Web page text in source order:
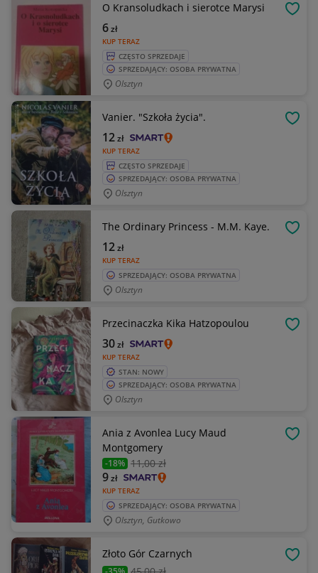
O Kransoludkach i sierotce Marysi
KUP TERAZ
6zł
CZĘSTO SPRZEDAJE
SPRZEDAJĄCY: OSOBA PRYWATNA
Olsztyn
Vanier. "Szkoła życia".
KUP TERAZ
12zł
CZĘSTO SPRZEDAJE
SPRZEDAJĄCY: OSOBA PRYWATNA
Olsztyn
The Ordinary Princess - M.M. Kaye.
KUP TERAZ
12zł
SPRZEDAJĄCY: OSOBA PRYWATNA
Olsztyn
Przecinaczka Kika Hatzopoulou
KUP TERAZ
30zł
STAN: NOWY
SPRZEDAJĄCY: OSOBA PRYWATNA
Olsztyn
Ania z Avonlea Lucy Maud
Montgomery
-18% 11,00 zł
KUP TERAZ
9zł
SPRZEDAJĄCY: OSOBA PRYWATNA
Olsztyn, Gutkowo
Złoto Gór Czarnych